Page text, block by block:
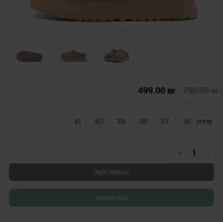
750.00₪
499.00 ₪
מידה 36
37
38
39
40
41
הוספה לסל
קנה עכשיו